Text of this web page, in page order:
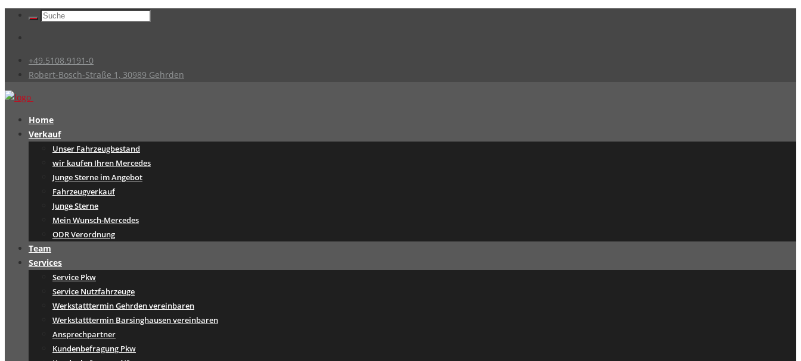
+49.5108.9191-0
Robert-Bosch-Straße 1, 30989 Gehrden
Home
Verkauf
Unser Fahrzeugbestand
wir kaufen Ihren Mercedes
Junge Sterne im Angebot
Fahrzeugverkauf
Junge Sterne
Mein Wunsch-Mercedes
ODR Verordnung
Team
Services
Service Pkw
Service Nutzfahrzeuge
Werkstatttermin Gehrden vereinbaren
Werkstatttermin Barsinghausen vereinbaren
Ansprechpartner
Kundenbefragung Pkw